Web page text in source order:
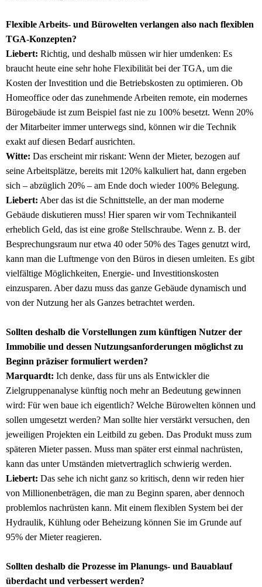
Flexible Arbeits- und Bürowelten verlangen also nach flexiblen
TGA-Konzepten?
Liebert: Richtig, und deshalb müssen wir hier umdenken: Es
braucht heute eine sehr hohe Flexibilität bei der TGA, um die
Kosten der Investition und die Betriebskosten zu optimieren. Ob
Homeoffice oder das zunehmende Arbeiten remote, ein modernes
Bürogebäude ist zum Beispiel fast nie zu 100% besetzt. Wenn 20%
der Mitarbeiter immer unterwegs sind, können wir die Technik
exakt auf diesen Bedarf ausrichten.
Witte: Das erscheint mir riskant: Wenn der Mieter, bezogen auf
seine Arbeitsplätze, bereits mit 120% kalkuliert hat, dann ergeben
sich – abzüglich 20% – am Ende doch wieder 100% Belegung.
Liebert: Aber das ist die Schnittstelle, an der man moderne
Gebäude diskutieren muss! Hier sparen wir vom Technikanteil
erheblich Geld, das ist eine große Stellschraube. Wenn z. B. der
Besprechungsraum nur etwa 40 oder 50% des Tages genutzt wird,
kann man die Luftmenge von den Büros in diesen umleiten. Es gibt
vielfältige Möglichkeiten, Energie- und Investitionskosten
einzusparen. Aber dazu muss das ganze Gebäude dynamisch und
von der Nutzung her als Ganzes betrachtet werden.
Sollten deshalb die Vorstellungen zum künftigen Nutzer der
Immobilie und dessen Nutzungsanforderungen möglichst zu
Beginn präziser formuliert werden?
Marquardt: Ich denke, dass für uns als Entwickler die
Zielgruppenanalyse künftig noch mehr an Bedeutung gewinnen
wird: Für wen baue ich eigentlich? Welche Bürowelten können und
sollen umgesetzt werden? Man sollte hier verstärkt versuchen, den
jeweiligen Projekten ein Leitbild zu geben. Das Produkt muss zum
späteren Mieter passen. Muss man später erst einmal nachrüsten,
kann das unter Umständen mietvertraglich schwierig werden.
Liebert: Das sehe ich nicht ganz so kritisch, denn wir reden hier
von Millionenbeträgen, die man zu Beginn sparen, aber dennoch
problemlos nachrüsten kann. Mit einem flexiblen System bei der
Hydraulik, Kühlung oder Beheizung können Sie im Grunde auf
95% der Mieter reagieren.
Sollten deshalb die Prozesse im Planungs- und Bauablauf
überdacht und verbessert werden?